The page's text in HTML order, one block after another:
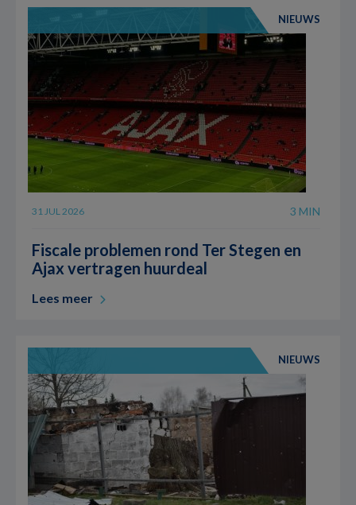
NIEUWS
31 JUL 2026 3 MIN
Fiscale problemen rond Ter Stegen en
Ajax vertragen huurdeal
Lees meer
NIEUWS